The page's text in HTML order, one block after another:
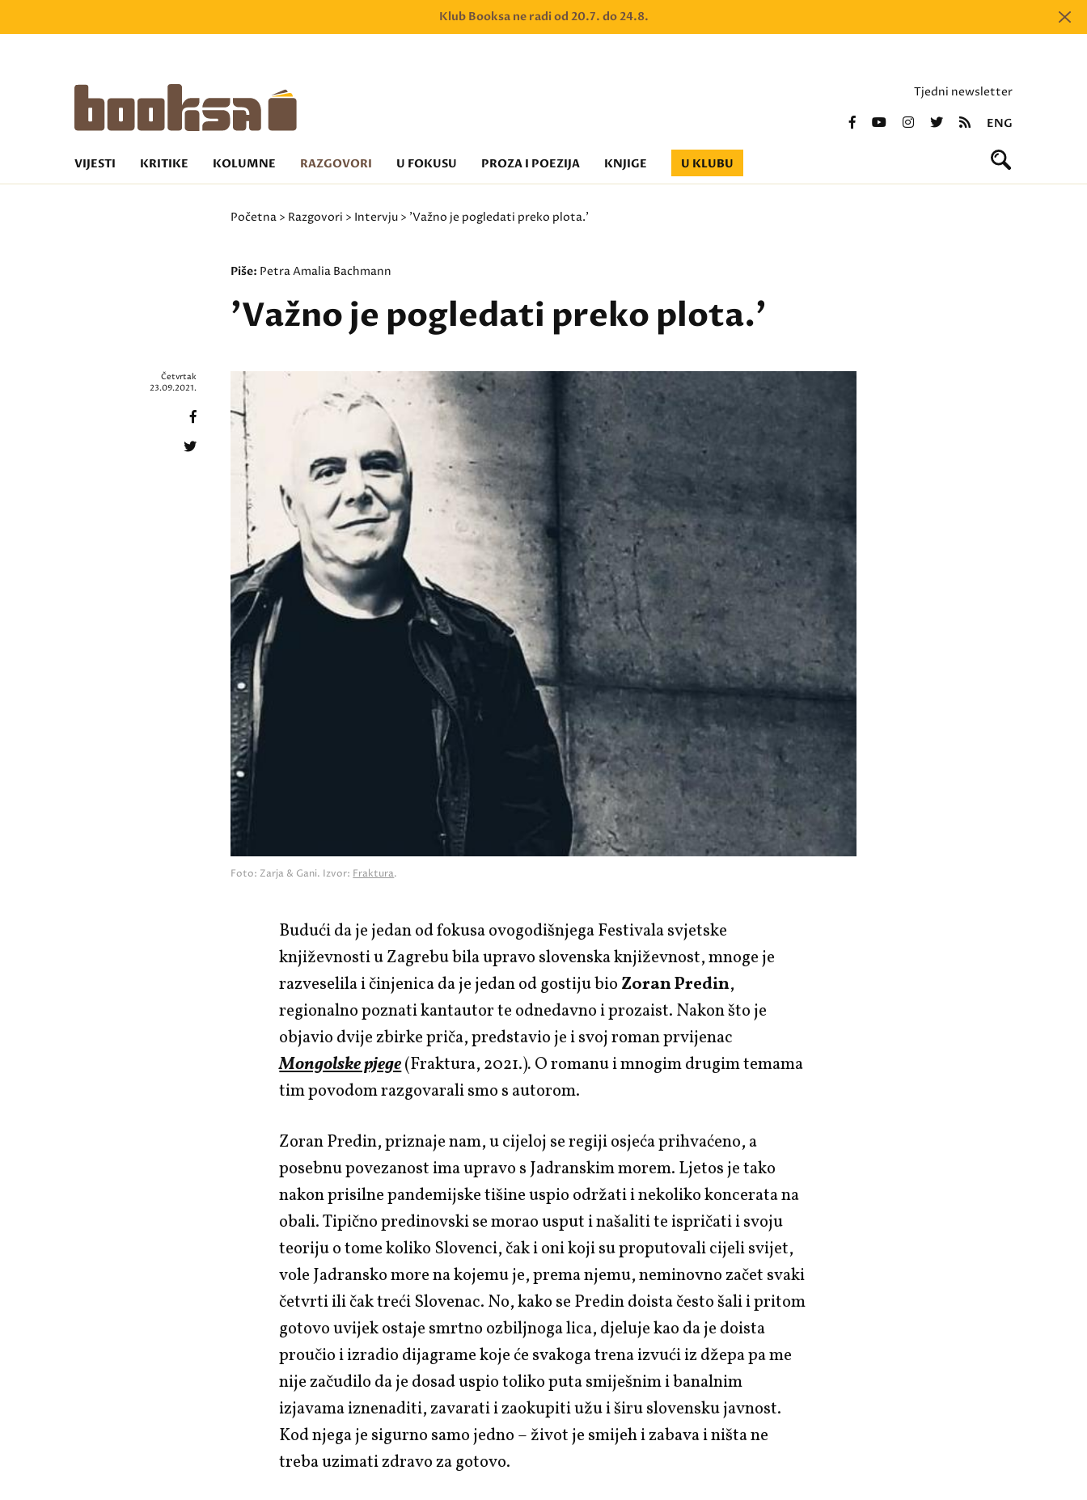
Klub Booksa ne radi od 20.7. do 24.8.
Tjedni newsletter
ENG
VIJESTI KRITIKE KOLUMNE RAZGOVORI U FOKUSU PROZA I POEZIJA KNJIGE U KLUBU
Početna > Razgovori > Intervju > 'Važno je pogledati preko plota.'
Piše: Petra Amalia Bachmann
'Važno je pogledati preko plota.'
Foto: Zarja & Gani. Izvor: Fraktura.
Četvrtak
23.09.2021.
Budući da je jedan od fokusa ovogodišnjega Festivala svjetske
književnosti u Zagrebu bila upravo slovenska književnost, mnoge je
razveselila i činjenica da je jedan od gostiju bio Zoran Predin,
regionalno poznati kantautor te odnedavno i prozaist. Nakon što je
objavio dvije zbirke priča, predstavio je i svoj roman prvijenac
Mongolske pjege(Fraktura, 2021.). O romanu i mnogim drugim temama
tim povodom razgovarali smo s autorom.
Zoran Predin, priznaje nam, u cijeloj se regiji osjeća prihvaćeno, a
posebnu povezanost ima upravo s Jadranskim morem. Ljetos je tako
nakon prisilne pandemijske tišine uspio održati i nekoliko koncerata na
obali. Tipično predinovski se morao usput i našaliti te ispričati i svoju
teoriju o tome koliko Slovenci, čak i oni koji su proputovali cijeli svijet,
vole Jadransko more na kojemu je, prema njemu, neminovno začet svaki
četvrti ili čak treći Slovenac. No, kako se Predin doista često šali i pritom
gotovo uvijek ostaje smrtno ozbiljnoga lica, djeluje kao da je doista
proučio i izradio dijagrame koje će svakoga trena izvući iz džepa pa me
nije začudilo da je dosad uspio toliko puta smiješnim i banalnim
izjavama iznenaditi, zavarati i zaokupiti užu i širu slovensku javnost.
Kod njega je sigurno samo jedno – život je smijeh i zabava i ništa ne
treba uzimati zdravo za gotovo.